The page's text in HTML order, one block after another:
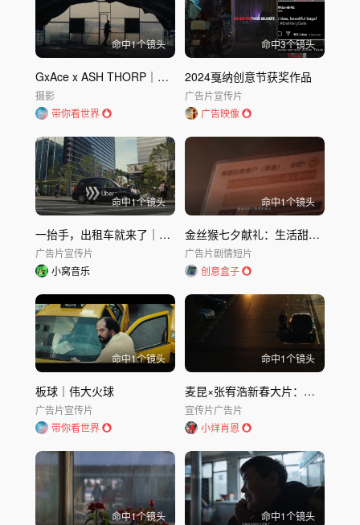
命中1个镜头
GxAce x ASH THORP｜当你的公路旅行变成奥德赛
摄影
带你看世界
命中3个镜头
2024戛纳创意节获奖作品
广告片宣传片
广告映像
命中1个镜头
一抬手，出租车就来了｜Uber Japan广告《超能力篇》
广告片宣传片
小窝音乐
命中1个镜头
金丝猴七夕献礼：生活甜得像糖
广告片剧情短片
创意盒子
命中1个镜头
板球｜伟大火球
广告片宣传片
带你看世界
命中1个镜头
麦昆×张宥浩新春大片：心安处，即是家
宣传片广告片
小烊肖恩
命中1个镜头 命中1个镜头